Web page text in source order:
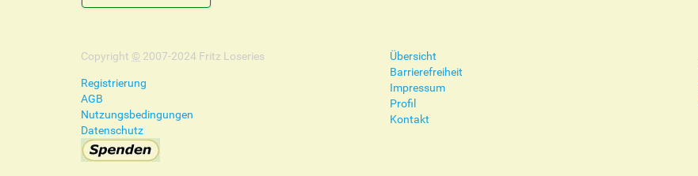
Copyright © 2007-2024 Fritz Loseries
Registrierung
AGB
Nutzungsbedingungen
Datenschutz
Übersicht
Barrierefreiheit
Impressum
Profil
Kontakt